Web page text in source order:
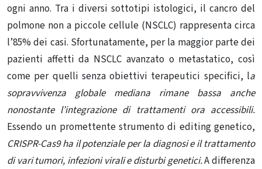
ogni anno. Tra i diversi sottotipi istologici, il cancro del
polmone non a piccole cellule (NSCLC) rappresenta circa
l’85% dei casi. Sfortunatamente, per la maggior parte dei
pazienti affetti da NSCLC avanzato o metastatico, così
come per quelli senza obiettivi terapeutici specifici, la
sopravvivenza globale mediana rimane bassa anche
nonostante l’integrazione di trattamenti ora accessibili.
Essendo un promettente strumento di editing genetico,
CRISPR-Cas9 ha il potenziale per la diagnosi e il trattamento
di vari tumori, infezioni virali e disturbi genetici.A differenza